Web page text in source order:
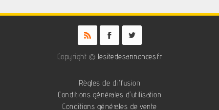
Copyright © lesitedesannonces.fr
Règles de diffusion
Conditions générales d'utilisation
Conditions générales de vente